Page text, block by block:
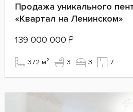
Продажа уникального
«Квартал на Ленинском»
139 000 000 ₽
372 м² 3 3 7